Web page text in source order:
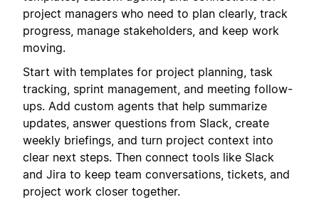
project managers who need to plan clearly, track
progress, manage stakeholders, and keep work
moving.
Start with templates for project planning, task
tracking, sprint management, and meeting follow-
ups. Add custom agents that help summarize
updates, answer questions from Slack, create
weekly briefings, and turn project context into
clear next steps. Then connect tools like Slack
and Jira to keep team conversations, tickets, and
project work closer together.